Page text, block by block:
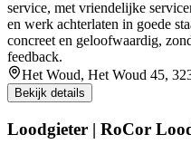
service, met vriendelijke
en werk achterlaten in goede
concreet en geloofwaardig,
feedback.
Het Woud, Het Woud 45,
Bekijk details
Loodgieter | RoCor